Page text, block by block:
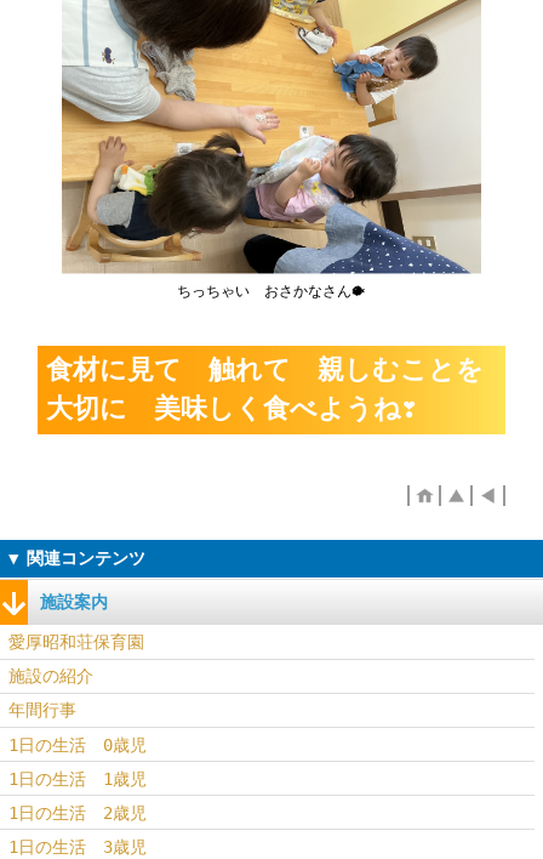
ちっちゃい おさかなさん🐡
食材に見て 触れて 親しむことを
大切に 美味しく食べようね❣
施設案内
愛厚昭和荘保育園
施設の紹介
年間行事
1日の生活 0歳児
1日の生活 1歳児
1日の生活 2歳児
1日の生活 3歳児